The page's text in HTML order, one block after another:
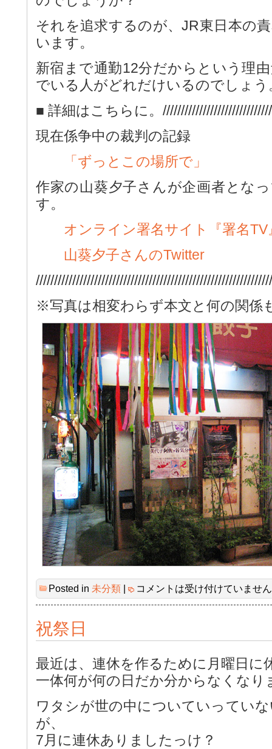
それを追求するのが、JR東日本の
います。
新宿まで通勤12分だからという理
でいる人がどれだけいるのでしょう
■ 詳細はこちらに。
現在係争中の裁判の記録
「ずっとこの場所で」
作家の山葵夕子さんが企画者とな
す。
オンライン署名サイト『署名TV
山葵夕子さんのTwitter
※写真は相変わらず本文と何の関係
Posted in 未分類 | コメントは受け付けていませ
祝祭日
最近は、連休を作るために月曜日に
一体何が何の日だか分からなくなり
ワタシが世の中についていってい
が、
7月に連休ありましたっけ？